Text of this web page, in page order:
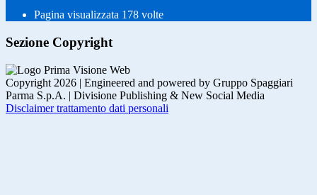
Pagina visualizzata 178 volte
Sezione Copyright
Copyright 2026 | Engineered and powered by Gruppo Spaggiari
Parma S.p.A. | Divisione Publishing & New Social Media
Disclaimer trattamento dati personali